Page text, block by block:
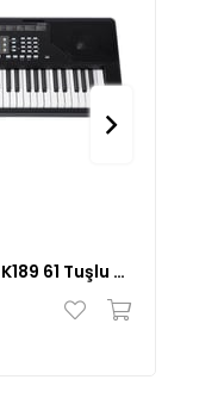
Techno By The Tool K189 61 Tuşlu Org